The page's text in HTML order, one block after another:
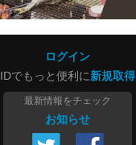
ログイン
IDでもっと便利に新規取得
最新情報をチェック
お知らせ